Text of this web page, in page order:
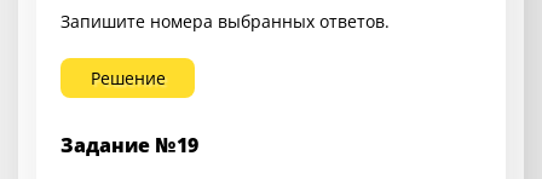
Запишите номера выбранных ответов.
Решение
Задание №19